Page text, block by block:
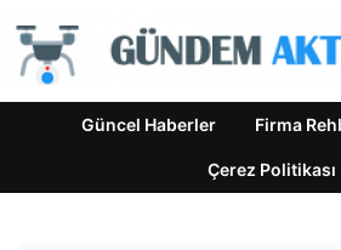
Güncel Haberler Firma
Çerez Politikası